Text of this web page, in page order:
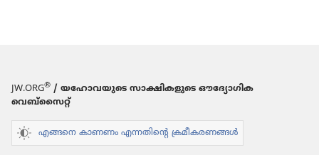
JW.ORG® / യഹോവയുടെ സാക്ഷികളുടെ ഔദ്യോഗിക
വെബ്സൈറ്റ്
എങ്ങനെ കാണണം എന്നതിന്റെ ക്രമീകരണങ്ങൾ